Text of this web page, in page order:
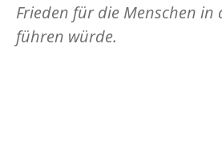
Frieden für die Menschen in
führen würde.